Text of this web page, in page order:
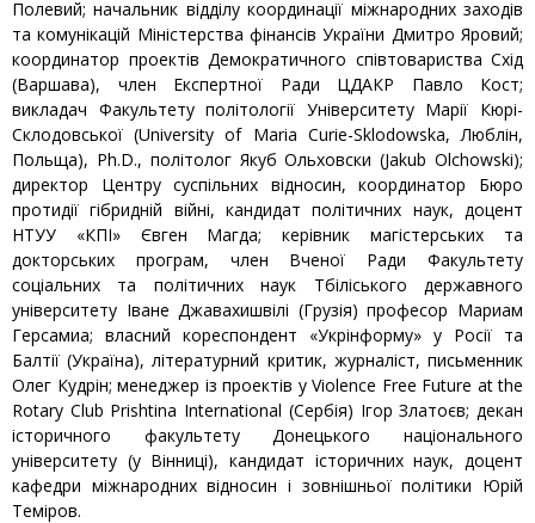
Полевий; начальник відділу координації міжнародних заходів
та комунікацій Міністерства фінансів України Дмитро Яровий;
координатор проектів Демократичного співтовариства Схід
(Варшава), член Експертної Ради ЦДАКР Павло Кост;
викладач Факультету політології Університету Марії Кюрі-
Склодовської (University of Maria Curie-Sklodowska, Люблін,
Польща), Ph.D., політолог Якуб Ольховски (Jakub Olchowski);
директор Центру суспільних відносин, координатор Бюро
протидії гібридній війні, кандидат політичних наук, доцент
НТУУ «КПІ» Євген Магда; керівник магістерських та
докторських програм, член Вченої Ради Факультету
соціальних та політичних наук Тбіліського державного
університету Іване Джавахишвілі (Грузія) професор Мариам
Герсамиа; власний кореспондент «Укрінформу» у Росії та
Балтії (Україна), літературний критик, журналіст, письменник
Олег Кудрін; менеджер із проектів у Violence Free Future at the
Rotary Club Prishtina International (Сербія) Ігор Златоєв; декан
історичного факультету Донецького національного
університету (у Вінниці), кандидат історичних наук, доцент
кафедри міжнародних відносин і зовнішньої політики Юрій
Теміров.